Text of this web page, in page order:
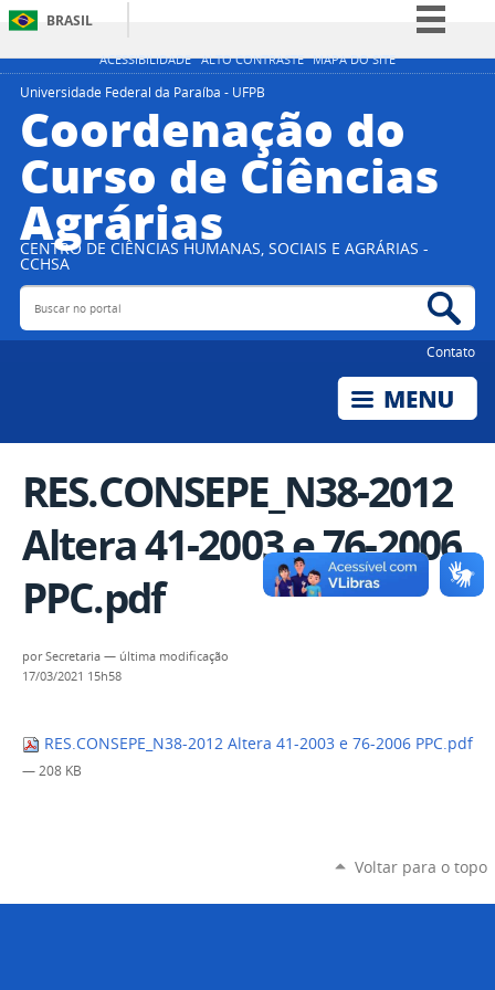
ACESSIBILIDADE ALTO CONTRASTE MAPA DO SITE
BRASIL
Simplifique!
Participe
Acesso à informação
Legislação
Universidade Federal da Paraíba - UFPB
Coordenação do
Curso de Ciências
Agrárias
CENTRO DE CIÊNCIAS HUMANAS, SOCIAIS E AGRÁRIAS -
CCHSA
Buscar no portal
Contato
RES.CONSEPE_N38-2012
Altera 41-2003 e 76-2006
PPC.pdf
porSecretaria — última modificação
17/03/2021 15h58
RES.CONSEPE_N38-2012 Altera 41-2003 e 76-2006 PPC.pdf
— 208 KB
Voltar para o topo